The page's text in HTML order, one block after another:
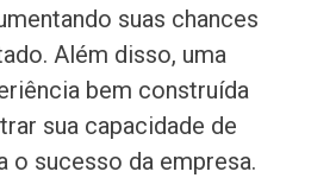
suas chances
Além disso, uma
bem construída
sua capacidade de
o sucesso da empresa.